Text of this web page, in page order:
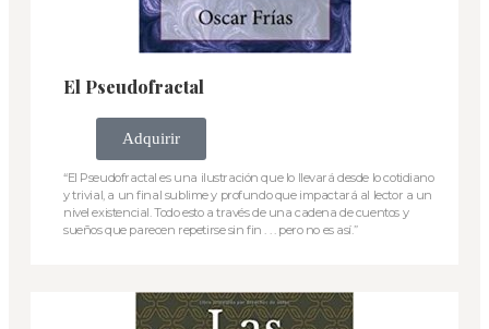
El Pseudofractal
Adquirir
“El Pseudofractal es una ilustración que lo llevará desde lo cotidiano
y trivial, a un final sublime y profundo que impactará al lector a un
nivel existencial. Todo esto a través de una cadena de cuentos y
sueños que parecen repetirse sin fin . . . pero no es así.”